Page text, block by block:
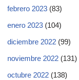
febrero 2023 (83)
enero 2023 (104)
diciembre 2022 (99)
noviembre 2022 (131)
octubre 2022 (138)